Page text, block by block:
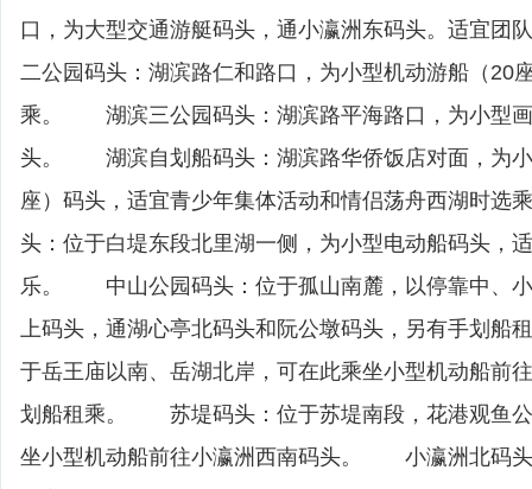
口，为大型交通游艇码头，通小瀛洲东码头。适宜
二公园码头：湖滨路仁和路口，为小型机动游船（20
乘。 湖滨三公园码头：湖滨路平海路口，为小型画
头。 湖滨自划船码头：湖滨路华侨饭店对面，为
座）码头，适宜青少年集体活动和情侣荡舟西湖时
头：位于白堤东段北里湖一侧，为小型电动船码头，
乐。 中山公园码头：位于孤山南麓，以停靠中、小
上码头，通湖心亭北码头和阮公墩码头，另有手划
于岳王庙以南、岳湖北岸，可在此乘坐小型机动船前
划船租乘。 苏堤码头：位于苏堤南段，花港观鱼公
坐小型机动船前往小瀛洲西南码头。 小瀛洲北码头